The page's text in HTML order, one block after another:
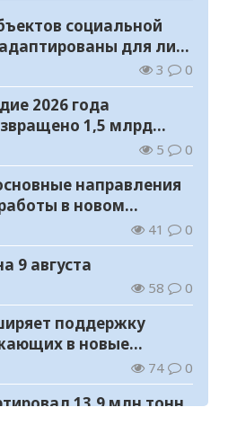
социальной
для лиц
3 0
2026 года
1,5 млрд
5 0
направления
в новом
41 0
9 августа
58 0
поддержку
в новые
74 0
13,9 млн тонн